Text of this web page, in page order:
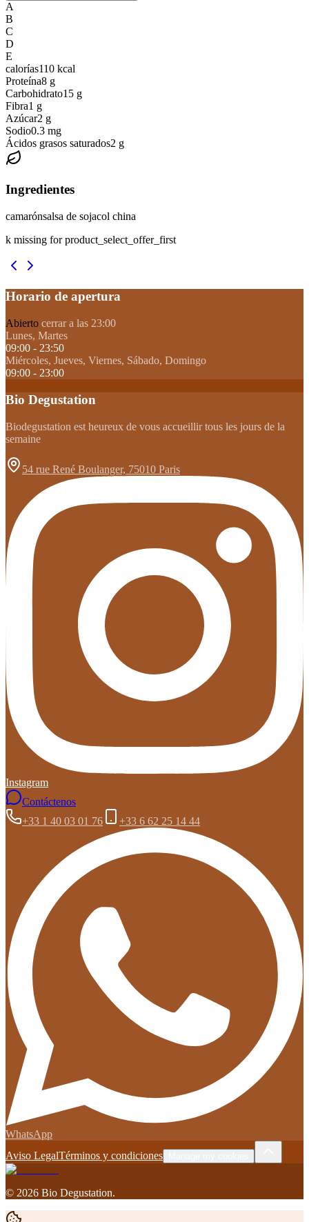
A
B
C
D
E
calorías110 kcal
Proteína8 g
Carbohidrato15 g
Fibra1 g
Azúcar2 g
Sodio0.3 mg
Ácidos grasos saturados2 g
Ingredientes
camarónsalsa de sojacol china
k missing for product_select_offer_first
Horario de apertura
Abierto cerrar a las 23:00
Lunes, Martes
09:00 - 23:50
Miércoles, Jueves, Viernes, Sábado, Domingo
09:00 - 23:00
Bio Degustation
Biodegustation est heureux de vous accueillir tous les jours de la
semaine
54 rue René Boulanger, 75010 Paris
Instagram
Contáctenos
+33 1 40 03 01 76
+33 6 62 25 14 44
WhatsApp
Aviso LegalTérminos y condiciones
© 2026 Bio Degustation.